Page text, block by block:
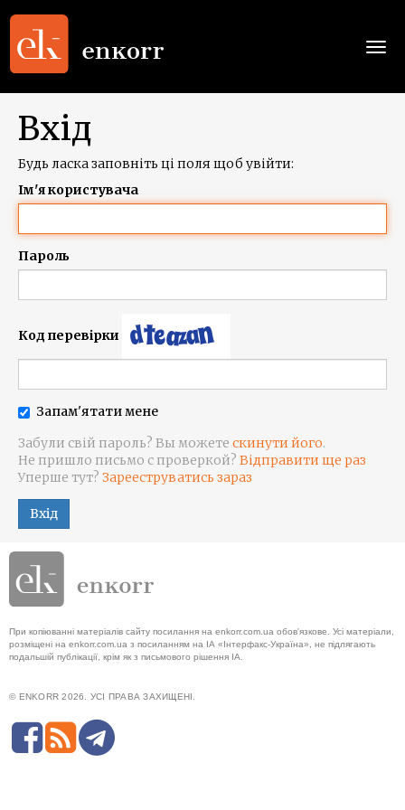
Вхід
Будь ласка заповніть ці поля щоб увійти:
Ім'я користувача
Пароль
Код перевірки
Запам'ятати мене
Забули свій пароль? Вы можете скинути його.
Не пришло письмо с проверкой? Відправити ще раз
Уперше тут? Зарееструватись зараз
Вхід
При копіюванні матеріалів сайту посилання на enkorr.com.ua обов'язкове. Усі матеріали,
розміщені на enkorr.com.ua з посиланням на ІА «Інтерфакс-Україна», не підлягають
подальшій публікації, крім як з письмового рішення ІА.
© ENKORR 2026. УСІ ПРАВА ЗАХИЩЕНІ.